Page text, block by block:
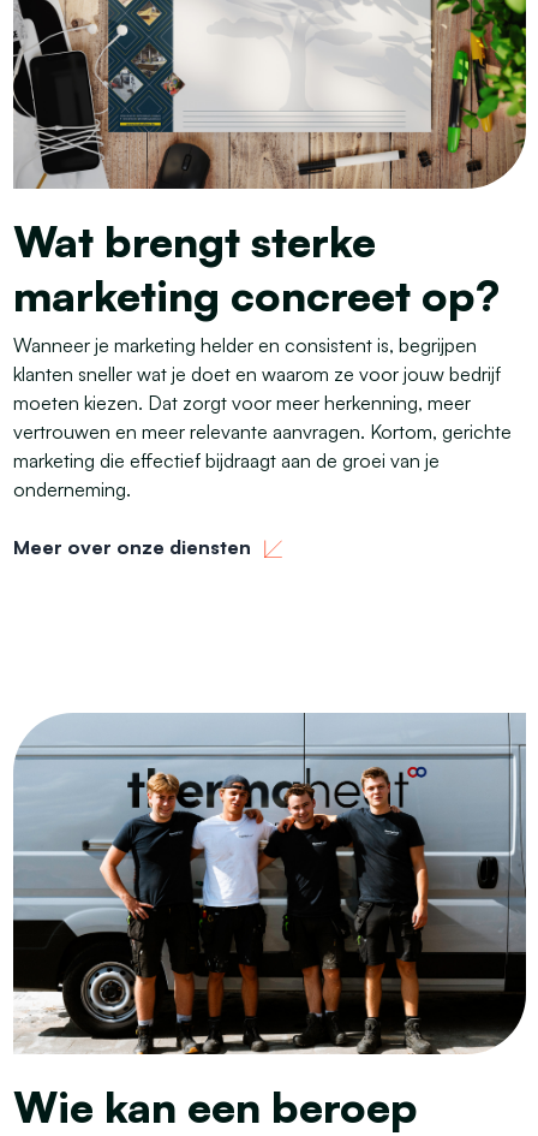
Wat brengt sterke
marketing concreet op?
Wanneer je marketing helder en consistent is, begrijpen
klanten sneller wat je doet en waarom ze voor jouw bedrijf
moeten kiezen. Dat zorgt voor meer herkenning, meer
vertrouwen en meer relevante aanvragen. Kortom, gerichte
marketing die effectief bijdraagt aan de groei van je
onderneming.
Meer over onze diensten
Wie kan een beroep